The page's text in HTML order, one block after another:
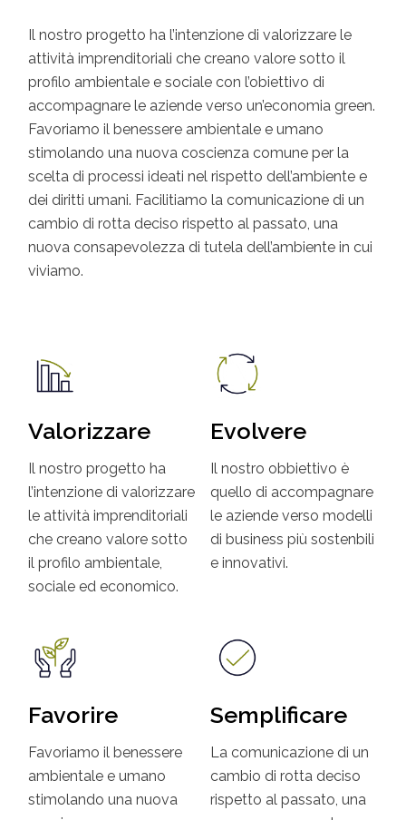
Il nostro progetto ha l’intenzione di valorizzare le
attività imprenditoriali che creano valore sotto il
profilo ambientale e sociale con l’obiettivo di
accompagnare le aziende verso un’economia green.
Favoriamo il benessere ambientale e umano
stimolando una nuova coscienza comune per la
scelta di processi ideati nel rispetto dell’ambiente e
dei diritti umani. Facilitiamo la comunicazione di un
cambio di rotta deciso rispetto al passato, una
nuova consapevolezza di tutela dell’ambiente in cui
viviamo.
Valorizzare
Il nostro progetto ha
l’intenzione di valorizzare
le attività imprenditoriali
che creano valore sotto
il profilo ambientale,
sociale ed economico.
Evolvere
Il nostro obbiettivo è
quello di accompagnare
le aziende verso modelli
di business più sostenbili
e innovativi.
Favorire
Favoriamo il benessere
ambientale e umano
stimolando una nuova
Semplificare
La comunicazione di un
cambio di rotta deciso
rispetto al passato, una